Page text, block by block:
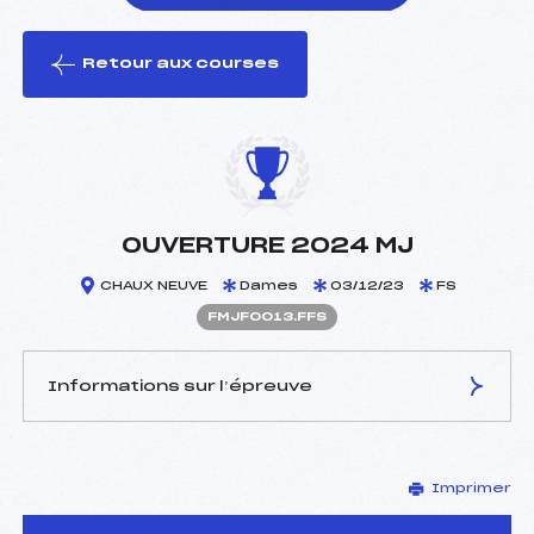
le ski
Retour aux courses
OUVERTURE 2024 MJ
CHAUX NEUVE Dames 03/12/23 FS
FMJF0013.FFS
Informations sur l’épreuve
AMIOTTE ELEN (MJ)
D.T Adjoint :
–
Imprimer